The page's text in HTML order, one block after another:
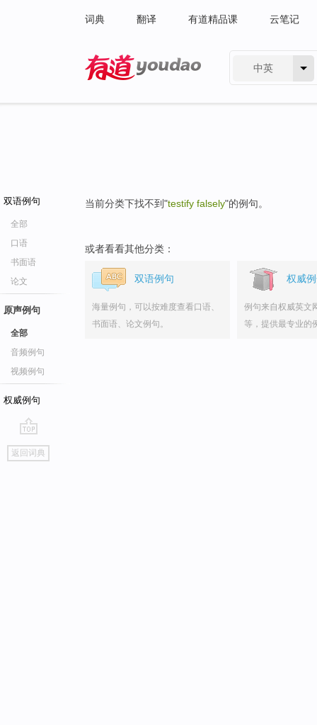
词典 翻译 有道精品课 云笔记
中英
双语例句
全部
口语
书面语
论文
原声例句
全部
音频例句
视频例句
权威例句
go
top
返回词典
当前分类下找不到"testify falsely"的例句。
或者看看其他分类：
双语例句
海量例句，可以按难度查看口语、
书面语、论文例句。
权威
例句来自权威英文
等，提供最专业的